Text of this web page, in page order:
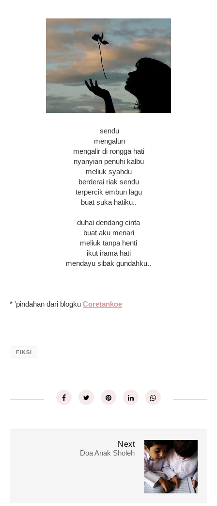
sendu
mengalun
mengalir di rongga hati
nyanyian penuhi kalbu
meliuk syahdu
berderai riak sendu
terpercik embun lagu
buat suka hatiku..
duhai dendang cinta
buat aku menari
meliuk tanpa henti
ikut irama hati
mendayu sibak gundahku..
* 'pindahan dari blogku Coretankoe
FIKSI
Next
Doa Anak Sholeh